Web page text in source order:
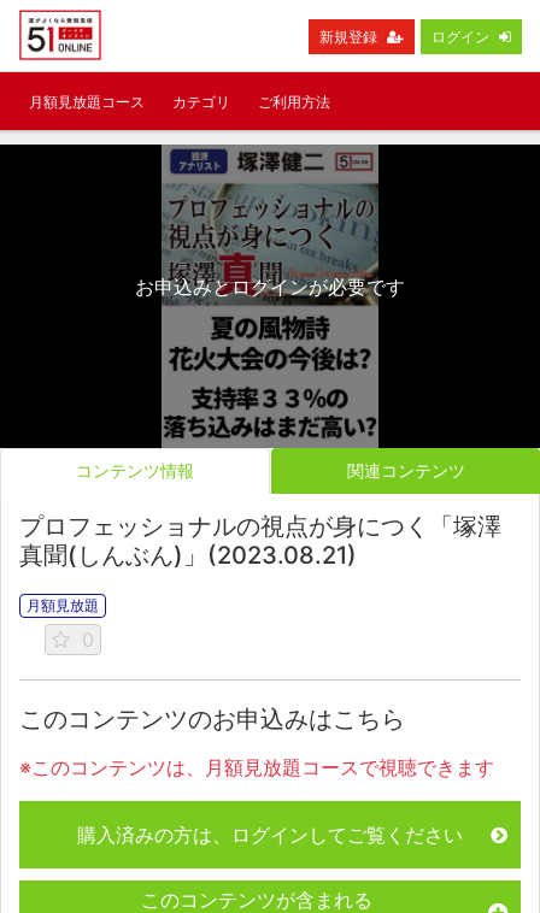
新規登録 ログイン
月額見放題コース カテゴリ ご利用方法
お申込みとログインが必要です
コンテンツ情報 関連コンテンツ
プロフェッショナルの視点が身につく「塚澤
真聞(しんぶん)」(2023.08.21)
月額見放題
0
このコンテンツのお申込みはこちら
※このコンテンツは、月額見放題コースで視聴できます
購入済みの方は、ログインしてご覧ください
このコンテンツが含まれる